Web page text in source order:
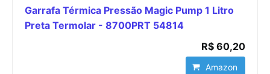
Garrafa Térmica Pressão Magic Pump 1 Litro
Preta Termolar - 8700PRT 54814
R$ 60,20
Amazon